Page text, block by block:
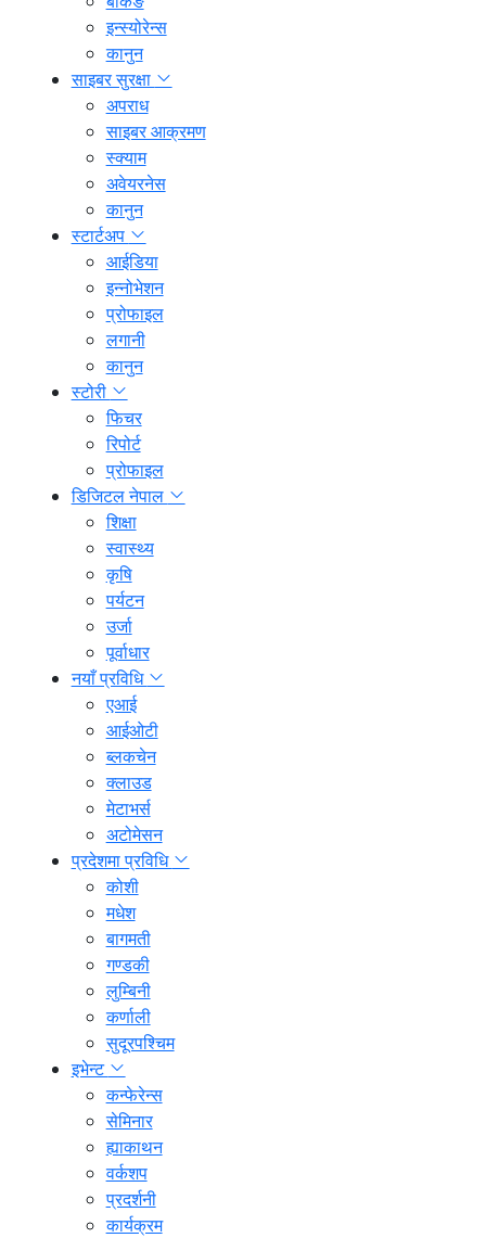
इन्स्योरेन्स
कानुन
साइबर सुरक्षा
अपराध
साइबर आक्रमण
स्क्याम
अवेयरनेस
कानुन
स्टार्टअप
आईडिया
इन्नोभेशन
प्रोफाइल
लगानी
कानुन
स्टोरी
फिचर
रिपोर्ट
प्रोफाइल
डिजिटल नेपाल
शिक्षा
स्वास्थ्य
कृषि
पर्यटन
उर्जा
पूर्वाधार
नयाँ प्रविधि
एआई
आईओटी
ब्लकचेन
क्लाउड
मेटाभर्स
अटोमेसन
प्रदेशमा प्रविधि
कोशी
मधेश
बागमती
गण्डकी
लुम्बिनी
कर्णाली
सुदूरपश्चिम
इभेन्ट
कन्फेरेन्स
सेमिनार
ह्याकाथन
वर्कशप
प्रदर्शनी
कार्यक्रम